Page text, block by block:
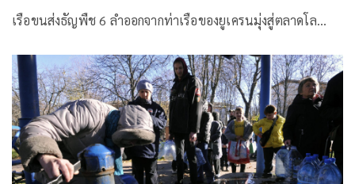
เรือขนส่งธัญพืช 6 ลำออกจากท่าเรือของยูเครนมุ่งสู่ตลาดโล…